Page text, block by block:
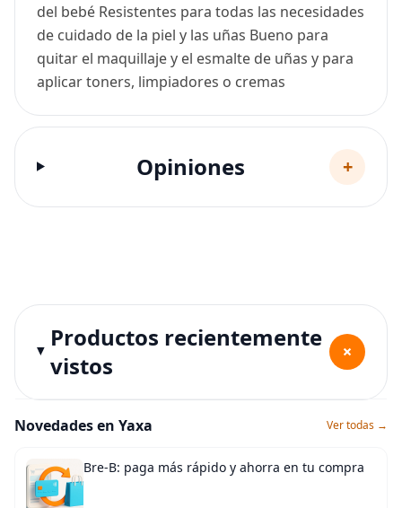
del bebé Resistentes para todas las necesidades
de cuidado de la piel y las uñas Bueno para
quitar el maquillaje y el esmalte de uñas y para
aplicar toners, limpiadores o cremas
Opiniones +
Productos recientemente
vistos
+
Novedades en Yaxa Ver todas →
Bre-B: paga más rápido y ahorra en tu compra